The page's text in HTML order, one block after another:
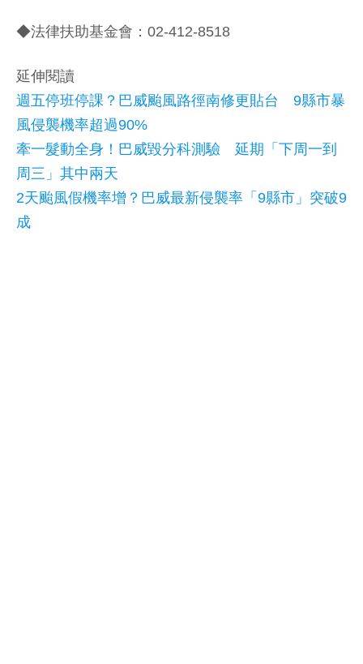
◆法律扶助基金會：02-412-8518
延伸閱讀
週五停班停課？巴威颱風路徑南修更貼台 9縣市暴
風侵襲機率超過90%
牽一髮動全身！巴威毀分科測驗 延期「下周一到
周三」其中兩天
2天颱風假機率增？巴威最新侵襲率「9縣市」突破9
成